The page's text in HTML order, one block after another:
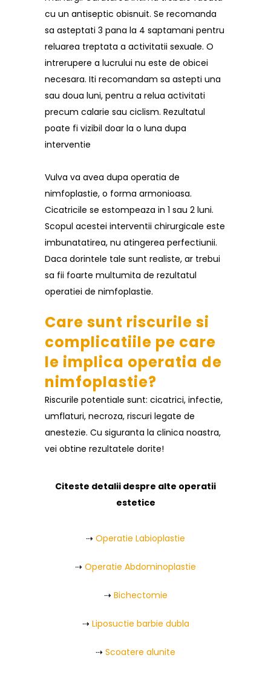
cu un antiseptic obisnuit. Se recomanda
sa asteptati 3 pana la 4 saptamani pentru
reluarea treptata a activitatii sexuale. O
intrerupere a lucrului nu este de obicei
necesara. Iti recomandam sa astepti una
sau doua luni, pentru a relua activitati
precum calarie sau ciclism. Rezultatul
poate fi vizibil doar la o luna dupa
interventie
Vulva va avea dupa operatia de
nimfoplastie, o forma armonioasa.
Cicatricile se estompeaza in 1 sau 2 luni.
Scopul acestei interventii chirurgicale este
imbunatatirea, nu atingerea perfectiunii.
Daca dorintele tale sunt realiste, ar trebui
sa fii foarte multumita de rezultatul
operatiei de nimfoplastie.
Care sunt riscurile si
complicatiile pe care
le implica operatia de
nimfoplastie?
Riscurile potentiale sunt: cicatrici, infectie,
umflaturi, necroza, riscuri legate de
anestezie. Cu siguranta la clinica noastra,
vei obtine rezultatele dorite!
Citeste detalii despre alte operatii
estetice
⇢ Operatie Labioplastie
⇢ Operatie Abdominoplastie
⇢ Bichectomie
⇢ Liposuctie barbie dubla
⇢ Scoatere alunite